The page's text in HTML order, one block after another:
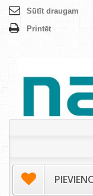
Sūtīt draugam
Printēt